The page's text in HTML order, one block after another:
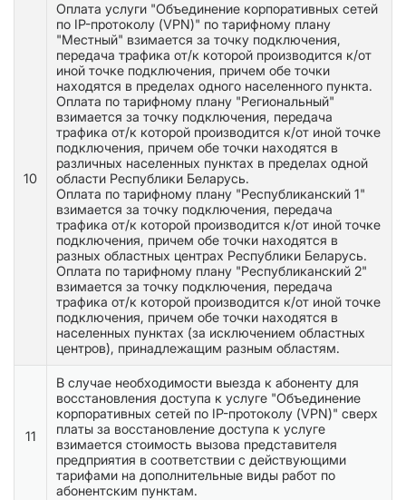
10
Оплата услуги "Объединение корпоративных сетей
по IP-протоколу (VPN)" по тарифному плану
"Местный" взимается за точку подключения,
передача трафика от/к которой производится к/от
иной точке подключения, причем обе точки
находятся в пределах одного населенного пункта.
Оплата по тарифному плану "Региональный"
взимается за точку подключения, передача
трафика от/к которой производится к/от иной точке
подключения, причем обе точки находятся в
различных населенных пунктах в пределах одной
области Республики Беларусь.
Оплата по тарифному плану "Республиканский 1"
взимается за точку подключения, передача
трафика от/к которой производится к/от иной точке
подключения, причем обе точки находятся в
разных областных центрах Республики Беларусь.
Оплата по тарифному плану "Республиканский 2"
взимается за точку подключения, передача
трафика от/к которой производится к/от иной точке
подключения, причем обе точки находятся в
населенных пунктах (за исключением областных
центров), принадлежащим разным областям.
11
В случае необходимости выезда к абоненту для
восстановления доступа к услуге "Объединение
корпоративных сетей по IP-протоколу (VPN)" сверх
платы за восстановление доступа к услуге
взимается стоимость вызова представителя
предприятия в соответствии с действующими
тарифами на дополнительные виды работ по
абонентским пунктам.